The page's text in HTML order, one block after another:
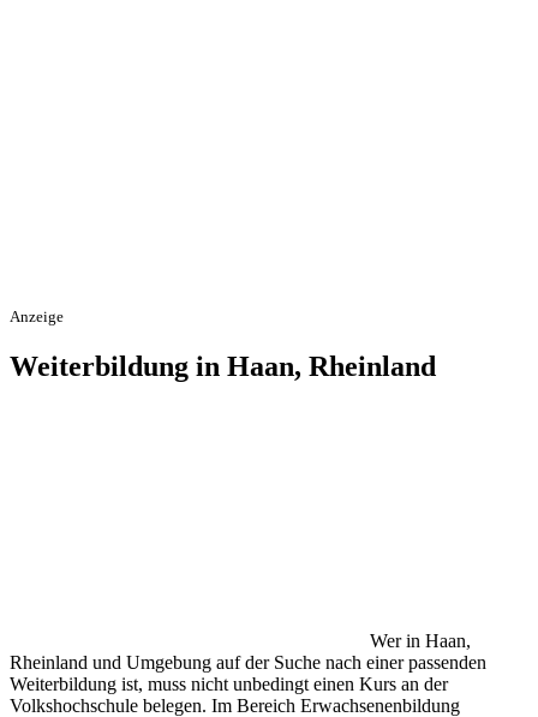
Anzeige
Weiterbildung in Haan, Rheinland
Wer in Haan,
Rheinland und Umgebung auf der Suche nach einer passenden
Weiterbildung ist, muss nicht unbedingt einen Kurs an der
Volkshochschule belegen. Im Bereich Erwachsenenbildung